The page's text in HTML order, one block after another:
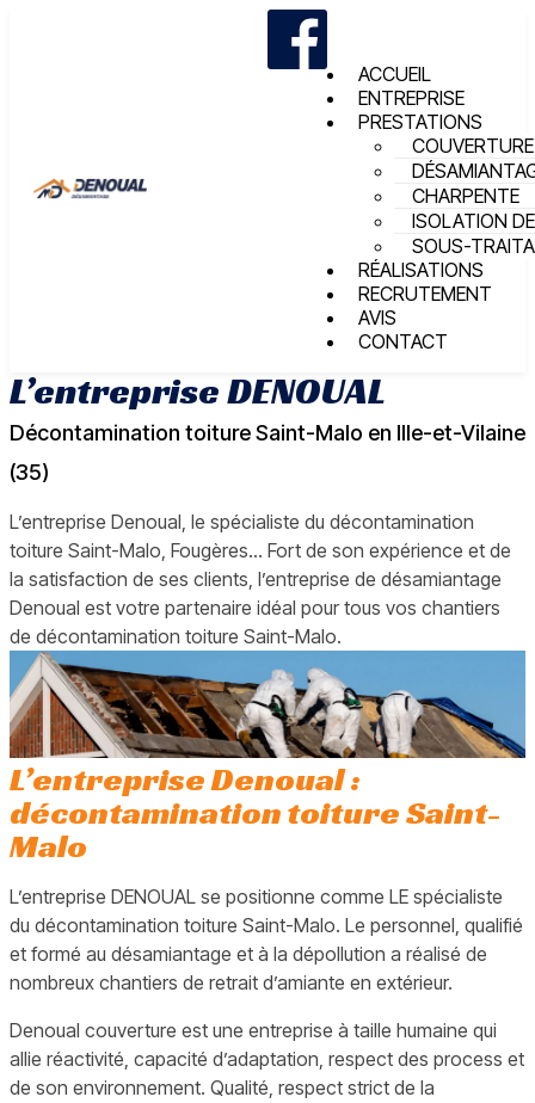
ACCUEIL
ENTREPRISE
PRESTATIONS
COUVERTURE
CHARPENTE
ISOLATION
SOUS-
RÉALISATIONS
RECRUTEMENT
AVIS
CONTACT
L’entreprise DENOUAL
Décontamination toiture Saint-Malo en Ille-et-Vilaine
(35)
L’entreprise Denoual, le spécialiste du décontamination
toiture Saint-Malo, Fougères… Fort de son expérience et de
la satisfaction de ses clients, l’entreprise de désamiantage
Denoual est votre partenaire idéal pour tous vos chantiers
de décontamination toiture Saint-Malo.
L’entreprise Denoual :
décontamination toiture Saint-
Malo
L’entreprise DENOUAL se positionne comme LE spécialiste
du décontamination toiture Saint-Malo. Le personnel, qualifié
et formé au désamiantage et à la dépollution a réalisé de
nombreux chantiers de retrait d’amiante en extérieur.
Denoual couverture est une entreprise à taille humaine qui
allie réactivité, capacité d’adaptation, respect des process et
de son environnement. Qualité, respect strict de la